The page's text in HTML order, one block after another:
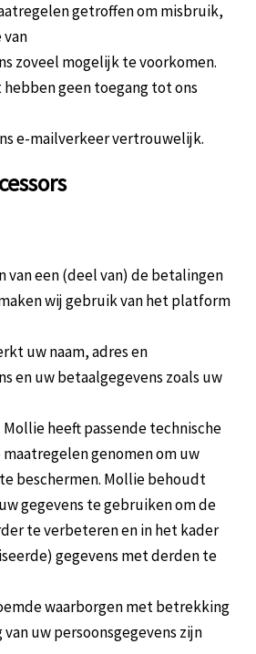
getroffen om misbruik,
zoveel mogelijk te voorkomen.
geen toegang tot ons
e-mailverkeer vertrouwelijk.
van een (deel van) de betalingen
wij gebruik van het platform
uw naam, adres en
en uw betaalgegevens zoals uw
heeft passende technische
genomen om uw
beschermen. Mollie behoudt
gegevens te gebruiken om de
te verbeteren en in het kader
gegevens met derden te
waarborgen met betrekking
uw persoonsgegevens zijn